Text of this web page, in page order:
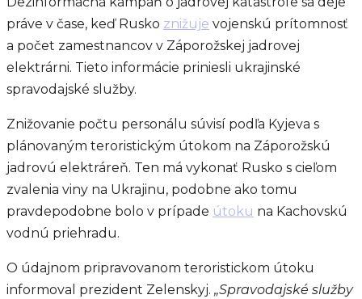
práve v čase, keď Rusko znižuje vojenskú prítomnosť
a počet zamestnancov v Záporožskej jadrovej
elektrárni. Tieto informácie priniesli ukrajinské
spravodajské služby.
Znižovanie počtu personálu súvisí podľa Kyjeva s
plánovaným teroristickým útokom na Záporožskú
jadrovú elektráreň. Ten má vykonať Rusko s cieľom
zvalenia viny na Ukrajinu, podobne ako tomu
pravdepodobne bolo v prípade útoku na Kachovskú
vodnú priehradu.
O údajnom pripravovanom teroristickom útoku
informoval prezident Zelenskyj. „Spravodajské služby